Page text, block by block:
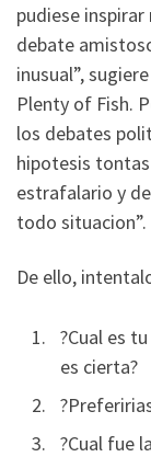
pudiese
debate
inusual”,
Plenty of Fish.
los debates
hipotesis
estrafalario y
todo situacion”.
De ello,
?Cual es
es cierta?
?Cual fue